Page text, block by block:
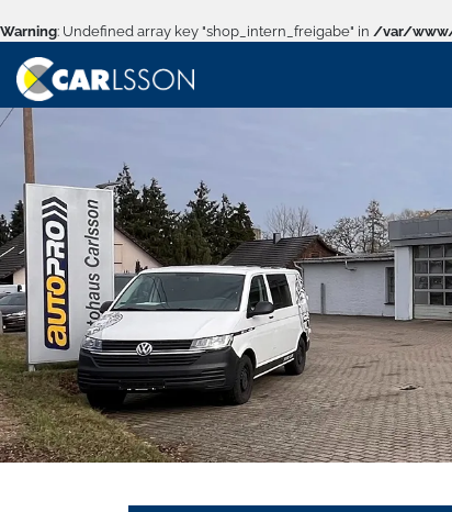
Warning: Undefined array key "shop_intern_freigabe" in /var/www/